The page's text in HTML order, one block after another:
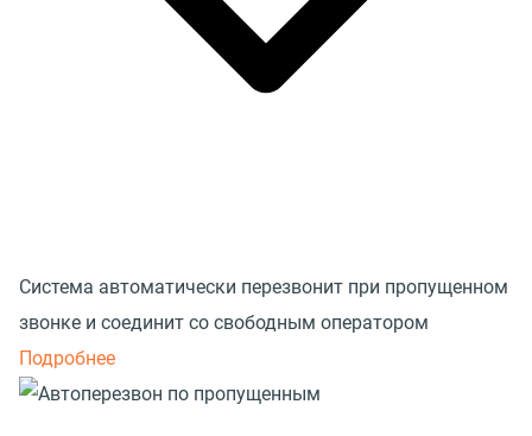
Система автоматически перезвонит при пропущенном
звонке и соединит со свободным оператором
Подробнее